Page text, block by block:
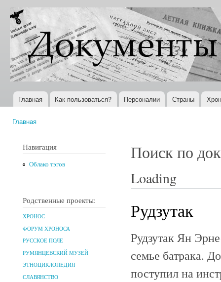
Документы
XX века
Всемирная
история в
Интернете
Главное меню
Главная Как пользоваться? Персоналии Страны
Главная
Навигация
Облако тэгов
Родственные проекты:
ХРОНОС
ФОРУМ ХРОНОСА
РУССКОЕ ПОЛЕ
РУМЯНЦЕВСКИЙ МУЗЕЙ
ЭТНОЦИКЛОПЕДИЯ
СЛАВЯНСТВО
Поиск по
Loading
Рудзутак
Рудзутак Ян
семье батрака.
поступил на